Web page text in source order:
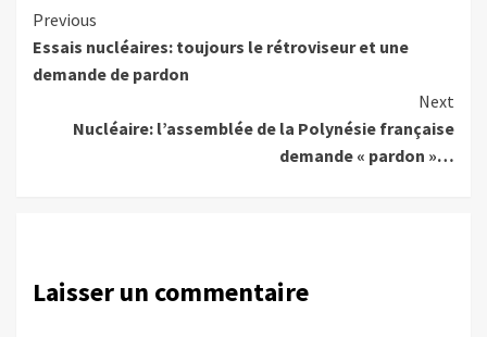
Continue
Reading
Previous
Essais nucléaires: toujours le rétroviseur et une
demande de pardon
Next
Nucléaire: l’assemblée de la Polynésie française
demande « pardon »…
Laisser un commentaire